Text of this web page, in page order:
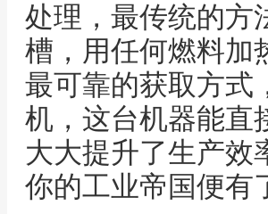
处理，最传统的方
槽，用任何燃料加
最可靠的获取方式
机，这台机器能直
大大提升了生产效
你的工业帝国便有